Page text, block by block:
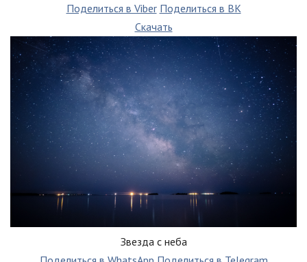
Поделиться в Viber Поделиться в ВК
Скачать
Звезда с неба